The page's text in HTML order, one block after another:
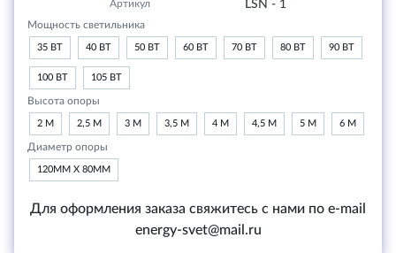
Артикул LSN - 1
Мощность светильника
35 ВТ 40 ВТ 50 ВТ 60 ВТ 70 ВТ 80 ВТ 90 ВТ
100 ВТ 105 ВТ
Высота опоры
2 М 2,5 М 3 М 3,5 М 4 М 4,5 М 5 М 6 М
Диаметр опоры
120ММ Х 80ММ
Для оформления заказа свяжитесь с нами по e-mail
energy-svet@mail.ru